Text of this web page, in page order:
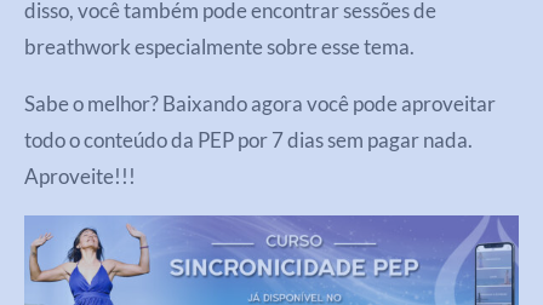
disso, você também pode encontrar sessões de
breathwork especialmente sobre esse tema.
Sabe o melhor? Baixando agora você pode aproveitar
todo o conteúdo da PEP por 7 dias sem pagar nada.
Aproveite!!!